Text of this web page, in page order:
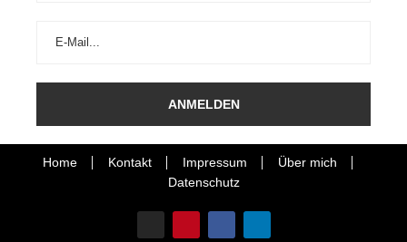
Home Kontakt Impressum
Über mich
Datenschutz